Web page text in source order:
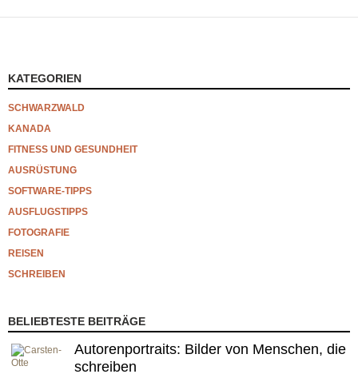
KATEGORIEN
SCHWARZWALD
KANADA
FITNESS UND GESUNDHEIT
AUSRÜSTUNG
SOFTWARE-TIPPS
AUSFLUGSTIPPS
FOTOGRAFIE
REISEN
SCHREIBEN
BELIEBTESTE BEITRÄGE
Autorenportraits: Bilder von Menschen, die
schreiben